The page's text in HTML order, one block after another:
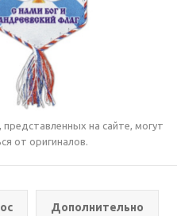
на сайте, могут
от оригиналов.
Дополнительно